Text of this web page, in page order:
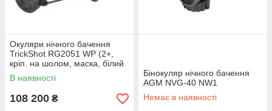
Окуляри нічного бачення
TrickShot RG2051 WP (2+,
кріп. на шолом, маска, білий
фосфор)
В наявності
108 200 ₴
Бінокуляр нічного бачення
AGM NVG-40 NW1
Немає в наявності